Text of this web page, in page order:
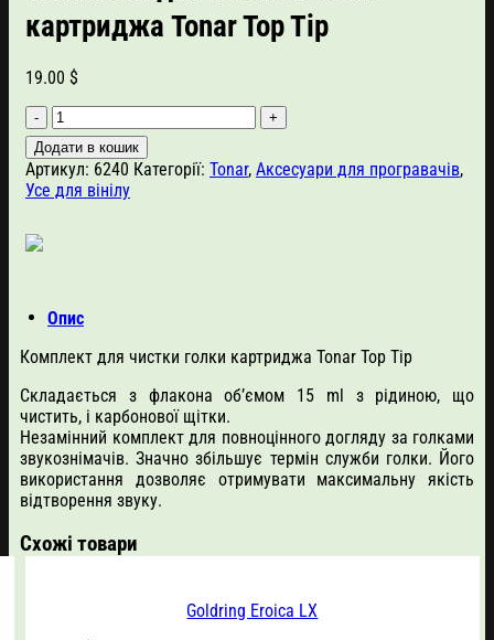
картриджа Tonar Top Tip
19.00 $
Комплект
для
чистки
голки
картриджа
Додати в кошик
Артикул: 6240 Категорії: Tonar, Аксесуари для програвачів,
Усе для вінілу
Опис
Комплект для чистки голки картриджа Tonar Top Tip
Складається з флакона об’ємом 15 ml з рідиною, що
чистить, і карбонової щітки.
Незамінний комплект для повноцінного догляду за голками
звукознімачів. Значно збільшує термін служби голки. Його
використання дозволяє отримувати максимальну якість
відтворення звуку.
Схожі товари
Goldring Eroica LX